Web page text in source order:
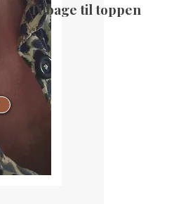
Tilbage til toppen